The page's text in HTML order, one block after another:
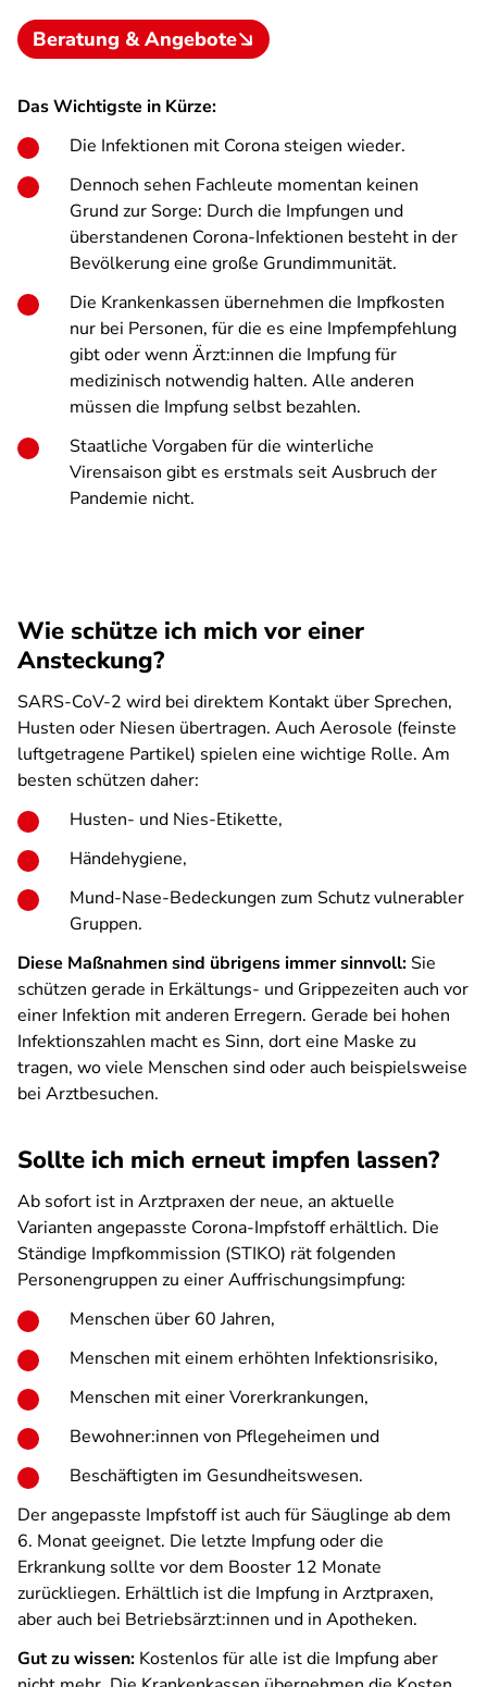
Beratung & Angebote
Das Wichtigste in Kürze:
Die Infektionen mit Corona steigen wieder.
Dennoch sehen Fachleute momentan keinen
Grund zur Sorge: Durch die Impfungen und
überstandenen Corona-Infektionen besteht in der
Bevölkerung eine große Grundimmunität.
Die Krankenkassen übernehmen die Impfkosten
nur bei Personen, für die es eine Impfempfehlung
gibt oder wenn Ärzt:innen die Impfung für
medizinisch notwendig halten. Alle anderen
müssen die Impfung selbst bezahlen.
Staatliche Vorgaben für die winterliche
Virensaison gibt es erstmals seit Ausbruch der
Pandemie nicht.
Wie schütze ich mich vor einer
Ansteckung?
SARS-CoV-2 wird bei direktem Kontakt über Sprechen,
Husten oder Niesen übertragen. Auch Aerosole (feinste
luftgetragene Partikel) spielen eine wichtige Rolle. Am
besten schützen daher:
Husten- und Nies-Etikette,
Händehygiene,
Mund-Nase-Bedeckungen zum Schutz vulnerabler
Gruppen.
Diese Maßnahmen sind übrigens immer sinnvoll: Sie
schützen gerade in Erkältungs- und Grippezeiten auch vor
einer Infektion mit anderen Erregern. Gerade bei hohen
Infektionszahlen macht es Sinn, dort eine Maske zu
tragen, wo viele Menschen sind oder auch beispielsweise
bei Arztbesuchen.
Sollte ich mich erneut impfen lassen?
Ab sofort ist in Arztpraxen der neue, an aktuelle
Varianten angepasste Corona-Impfstoff erhältlich. Die
Ständige Impfkommission (STIKO) rät folgenden
Personengruppen zu einer Auffrischungsimpfung:
Menschen über 60 Jahren,
Menschen mit einem erhöhten Infektionsrisiko,
Menschen mit einer Vorerkrankungen,
Bewohner:innen von Pflegeheimen und
Beschäftigten im Gesundheitswesen.
Der angepasste Impfstoff ist auch für Säuglinge ab dem
6. Monat geeignet. Die letzte Impfung oder die
Erkrankung sollte vor dem Booster 12 Monate
zurückliegen. Erhältlich ist die Impfung in Arztpraxen,
aber auch bei Betriebsärzt:innen und in Apotheken.
Gut zu wissen: Kostenlos für alle ist die Impfung aber